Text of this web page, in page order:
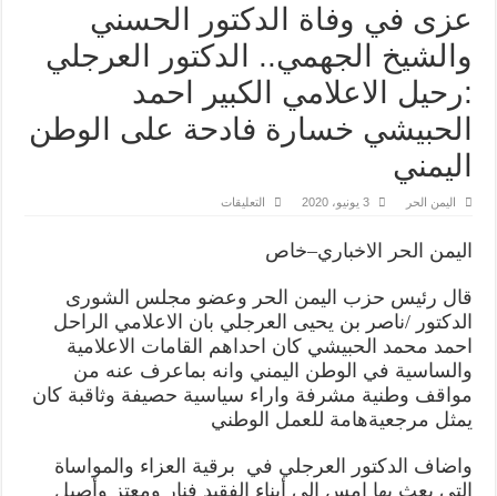
عزى في وفاة الدكتور الحسني
والشيخ الجهمي.. الدكتور العرجلي
:رحيل الاعلامي الكبير احمد
الحبيشي خسارة فادحة على الوطن
اليمني
اليمن الحر 3 يونيو، 2020 التعليقات
الجهمي..
الدكتور
العرجلي
:رحيل
الاعلامي
الكبير
احمد
الحبيشي
فادحة
الوطن
اليمني
مغلقة
اليمن الحر الاخباري–خاص
قال رئيس حزب اليمن الحر وعضو مجلس الشورى
الدكتور /ناصر بن يحيى العرجلي بان الاعلامي الراحل
احمد محمد الحبيشي كان احداهم القامات الاعلامية
والساسية في الوطن اليمني وانه بماعرف عنه من
مواقف وطنية مشرفة واراء سياسية حصيفة وثاقبة كان
يمثل مرجعيةهامة للعمل الوطني
واضاف الدكتور العرجلي في برقية العزاء والمواساة
التي بعث بها امس إلى أبناء الفقيد فنار ومعتز وأصيل